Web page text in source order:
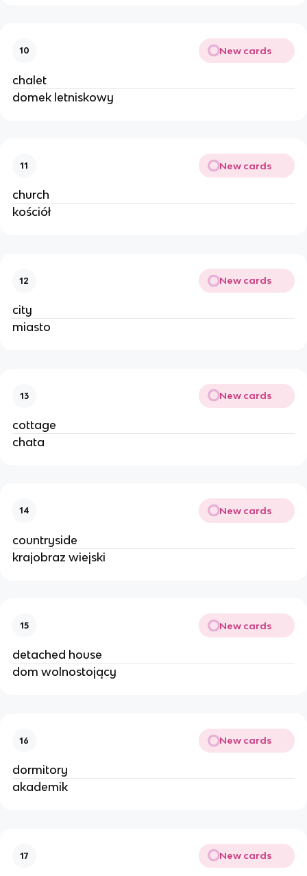
10 New cards
chalet
domek letniskowy
11 New cards
church
kościół
12 New cards
city
miasto
13 New cards
cottage
chata
14 New cards
countryside
krajobraz wiejski
15 New cards
detached house
dom wolnostojący
16 New cards
dormitory
akademik
17 New cards